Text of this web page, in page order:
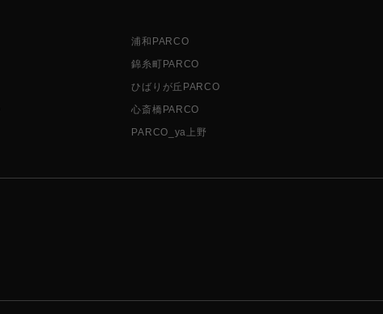
浦和PARCO
錦糸町PARCO
ひばりが丘PARCO
心斎橋PARCO
PARCO_ya上野